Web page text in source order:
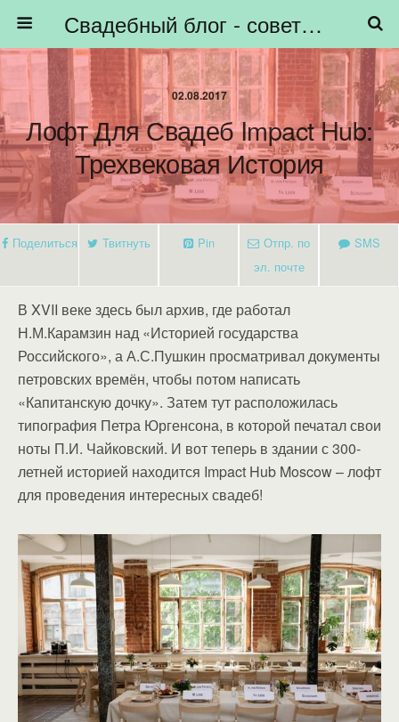
Свадебный блог - советы невестам, подготовка к свадьбе - HiBride
02.08.2017
Лофт Для Свадеб Impact Hub:
Трехвековая История
Поделиться Твитнуть Pin
Отпр. по
эл. почте
SMS
В XVII веке здесь был архив, где работал
Н.М.Карамзин над «Историей государства
Российского», а А.С.Пушкин просматривал документы
петровских времён, чтобы потом написать
«Капитанскую дочку». Затем тут расположилась
типография Петра Юргенсона, в которой печатал свои
ноты П.И. Чайковский. И вот теперь в здании с 300-
летней историей находится Impact Hub Moscow – лофт
для проведения интересных свадеб!